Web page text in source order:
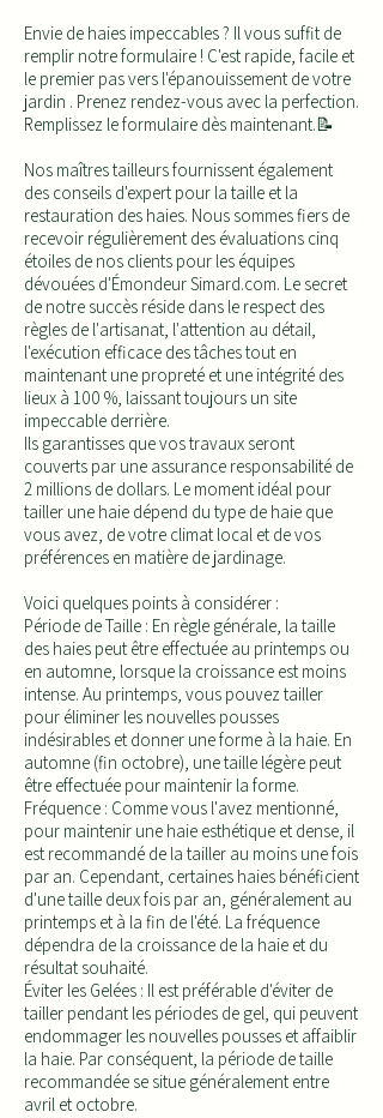
Envie de haies impeccables ? Il vous suffit de
remplir notre formulaire ! C'est rapide, facile et
le premier pas vers l'épanouissement de votre
jardin . Prenez rendez-vous avec la perfection.
Remplissez le formulaire dès maintenant.📝
Nos maîtres tailleurs fournissent également
des conseils d'expert pour la taille et la
restauration des haies. Nous sommes fiers de
recevoir régulièrement des évaluations cinq
étoiles de nos clients pour les équipes
dévouées d'Émondeur Simard.com. Le secret
de notre succès réside dans le respect des
règles de l'artisanat, l'attention au détail,
l'exécution efficace des tâches tout en
maintenant une propreté et une intégrité des
lieux à 100 %, laissant toujours un site
impeccable derrière.
Ils garantisses que vos travaux seront
couverts par une assurance responsabilité de
2 millions de dollars. Le moment idéal pour
tailler une haie dépend du type de haie que
vous avez, de votre climat local et de vos
préférences en matière de jardinage.
Voici quelques points à considérer :
Période de Taille : En règle générale, la taille
des haies peut être effectuée au printemps ou
en automne, lorsque la croissance est moins
intense. Au printemps, vous pouvez tailler
pour éliminer les nouvelles pousses
indésirables et donner une forme à la haie. En
automne (fin octobre), une taille légère peut
être effectuée pour maintenir la forme.
Fréquence : Comme vous l'avez mentionné,
pour maintenir une haie esthétique et dense, il
est recommandé de la tailler au moins une fois
par an. Cependant, certaines haies bénéficient
d'une taille deux fois par an, généralement au
printemps et à la fin de l'été. La fréquence
dépendra de la croissance de la haie et du
résultat souhaité.
Éviter les Gelées : Il est préférable d'éviter de
tailler pendant les périodes de gel, qui peuvent
endommager les nouvelles pousses et affaiblir
la haie. Par conséquent, la période de taille
recommandée se situe généralement entre
avril et octobre.